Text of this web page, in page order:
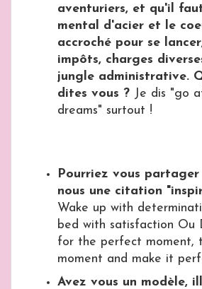
aventuriers, et qu'il
mental d'acier et le
accroché pour se
impôts, charges
jungle administrative.
dites vous ? Je dis "go
dreams" surtout !
Pourriez vous partager
nous une citation
Wake up with
bed with satisfaction Ou
for the perfect moment,
moment and make it
Avez vous un modèle,